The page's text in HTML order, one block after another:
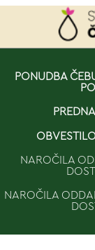
PONUDBA
NAROČILA
NAROČILA